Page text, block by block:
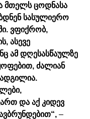
მთელს ცოდნასა
სასულიერო
ვფიქრობ,
ასევე
ამ დღესასწაულზე
ძალიან
და აქ კიდევ
–